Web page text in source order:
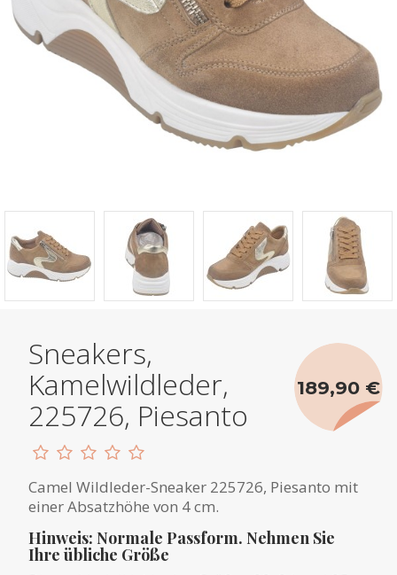
Sneakers,
Kamelwildleder,
225726, Piesanto
Camel Wildleder-Sneaker 225726, Piesanto mit
einer Absatzhöhe von 4 cm.
Hinweis: Normale Passform. Nehmen Sie
Ihre übliche Größe
189,90 €